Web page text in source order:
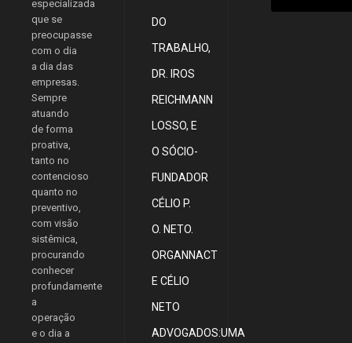
especializada
que se
preocupasse
com o dia
a dia das
empresas.
Sempre
atuando
de forma
proativa,
tanto no
contencioso
quanto no
preventivo,
com visão
sistêmica,
procurando
conhecer
profundamente
a
operação
e o dia a
DO
TRABALHO,
DR. IROS
REICHMANN
LOSSO, E
O SÓCIO-
FUNDADOR
CÉLIO P.
O. NETO.
ORGANNACT
E CÉLIO
NETO
ADVOGADOS:UMA